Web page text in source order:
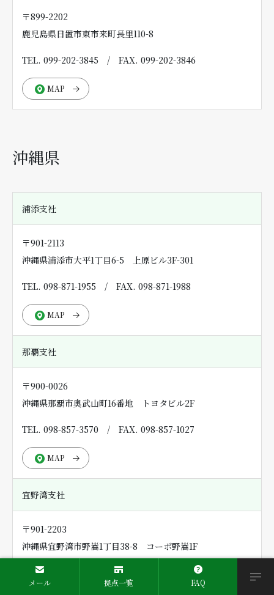
〒899-2202
鹿児島県日置市東市来町長里110-8
TEL. 099-202-3845 / FAX. 099-202-3846
MAP
沖縄県
浦添支社
〒901-2113
沖縄県浦添市大平1丁目6-5 上原ビル3F-301
TEL. 098-871-1955 / FAX. 098-871-1988
MAP
那覇支社
〒900-0026
沖縄県那覇市奥武山町16番地 トヨタビル2F
TEL. 098-857-3570 / FAX. 098-857-1027
MAP
宜野湾支社
〒901-2203
沖縄県宜野湾市野嵩1丁目38-8 コーポ野嵩1F
TEL. 098-896-0558 /FAX. 098-896-0559
メール 拠点一覧 FAQ